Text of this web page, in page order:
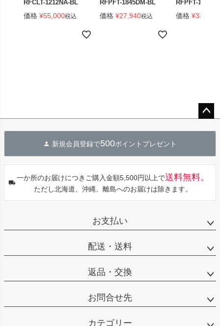
RFCLT-1212NA-BL
価格 ¥55,000税込
RFPFT-1845DM-BL
価格 ¥27,940税込
RFPFT-
価格 ¥33,440
へ
新規会員登録で500ポイントプレゼント
一か所のお届けにつきご購入金額5,500円以上で送料無料。
ただし北海道、沖縄、離島へのお届けは除きます。
お支払い
配送・送料
返品・交換
お問合せ先
カテゴリー